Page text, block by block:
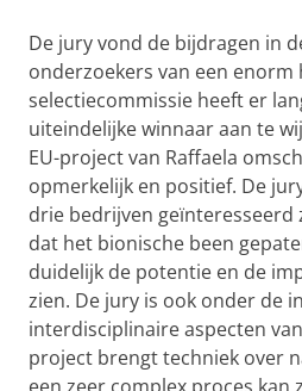
De jury vond de bijdragen in
onderzoekers van een enorm
selectiecommissie heeft er
uiteindelijke winnaar aan te
EU-project van Raffaela
opmerkelijk en positief. De
drie bedrijven geïnteresseerd
dat het bionische been
duidelijk de potentie en de
zien. De jury is ook onder de
interdisciplinaire aspecten
project brengt techniek over
een zeer complex proces kan
Raffaella Carloni vertelt meer